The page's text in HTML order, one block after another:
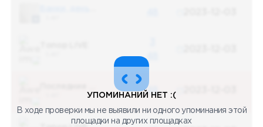
48
48
УПОМИНАНИЙ НЕТ :(
В ходе проверки мы не выявили ни одного упоминания этой
площадки на других площадках